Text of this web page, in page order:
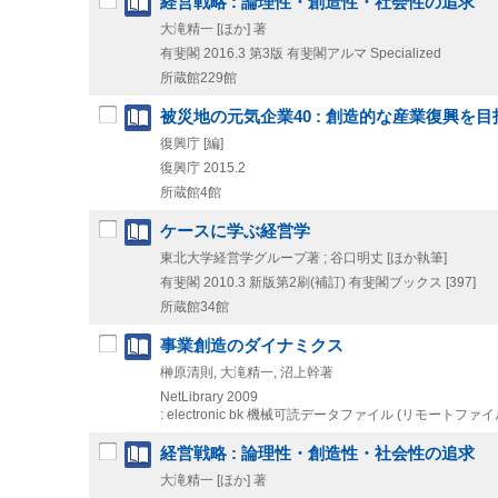
大滝精一 [ほか] 著
有斐閣 2016.3 第3版 有斐閣アルマ Specialized
所蔵館229館
被災地の元気企業40 : 創造的な産業復興を
復興庁 [編]
復興庁 2015.2
所蔵館4館
ケースに学ぶ経営学
東北大学経営学グループ著 ; 谷口明丈 [ほか執筆]
有斐閣 2010.3 新版第2刷(補訂) 有斐閣ブックス [397]
所蔵館34館
事業創造のダイナミクス
榊原清則, 大滝精一, 沼上幹著
NetLibrary 2009
: electronic bk 機械可読データファイル (リモートファイ
経営戦略 : 論理性・創造性・社会性の追求
大滝精一 [ほか] 著